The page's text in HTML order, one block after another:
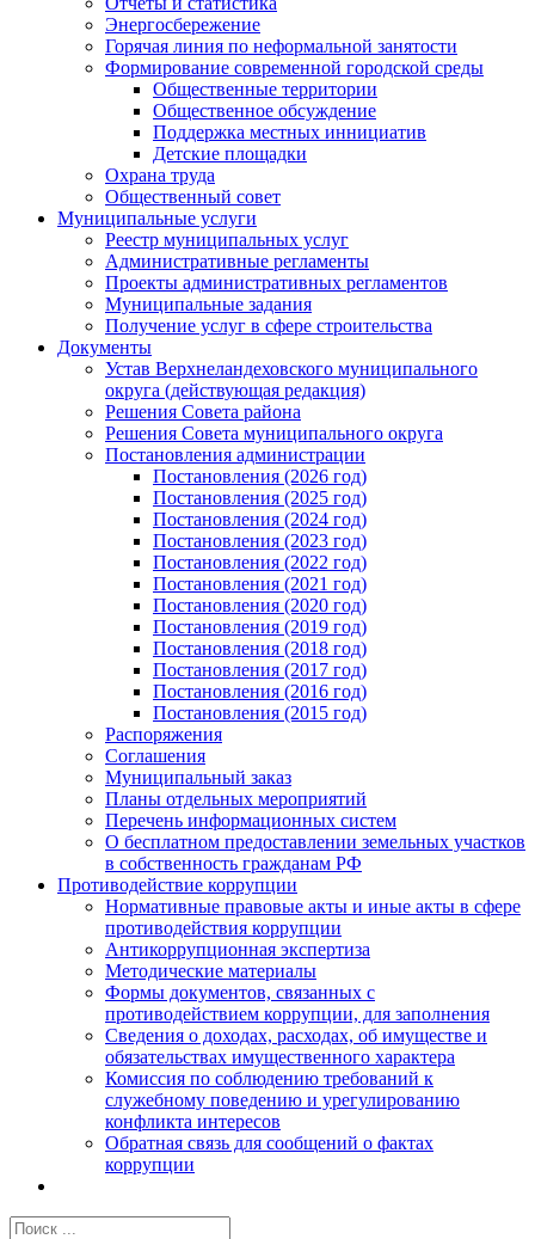
Энергосбережение
Горячая линия по неформальной занятости
Формирование современной городской среды
Общественные территории
Общественное обсуждение
Поддержка местных иннициатив
Детские площадки
Охрана труда
Общественный совет
Муниципальные услуги
Реестр муниципальных услуг
Административные регламенты
Проекты административных регламентов
Муниципальные задания
Получение услуг в сфере строительства
Документы
Устав Верхнеландеховского муниципального
округа (действующая редакция)
Решения Совета района
Решения Совета муниципального округа
Постановления администрации
Постановления (2026 год)
Постановления (2025 год)
Постановления (2024 год)
Постановления (2023 год)
Постановления (2022 год)
Постановления (2021 год)
Постановления (2020 год)
Постановления (2019 год)
Постановления (2018 год)
Постановления (2017 год)
Постановления (2016 год)
Постановления (2015 год)
Распоряжения
Соглашения
Муниципальный заказ
Планы отдельных мероприятий
Перечень информационных систем
О бесплатном предоставлении земельных участков
в собственность гражданам РФ
Противодействие коррупции
Нормативные правовые акты и иные акты в сфере
противодействия коррупции
Антикоррупционная экспертиза
Методические материалы
Формы документов, связанных с
противодействием коррупции, для заполнения
Сведения о доходах, расходах, об имуществе и
обязательствах имущественного характера
Комиссия по соблюдению требований к
служебному поведению и урегулированию
конфликта интересов
Обратная связь для сообщений о фактах
коррупции
Результат